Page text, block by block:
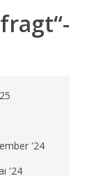
'24
'24